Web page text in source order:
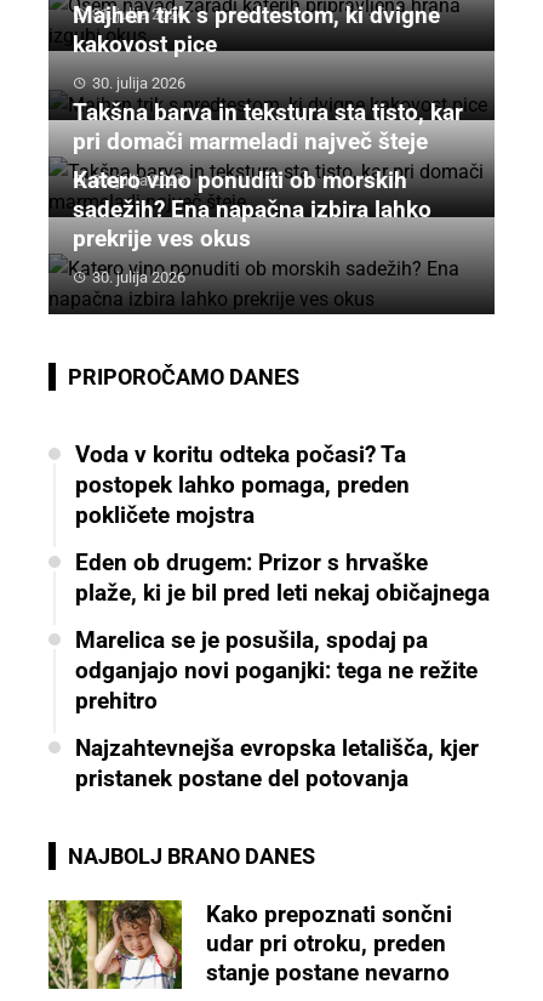
31. julija 2026
Majhen trik s predtestom, ki dvigne
kakovost pice
30. julija 2026
Takšna barva in tekstura sta tisto, kar
pri domači marmeladi največ šteje
30. julija 2026
Katero vino ponuditi ob morskih
sadežih? Ena napačna izbira lahko
prekrije ves okus
30. julija 2026
PRIPOROČAMO DANES
Voda v koritu odteka počasi? Ta
postopek lahko pomaga, preden
pokličete mojstra
Eden ob drugem: Prizor s hrvaške
plaže, ki je bil pred leti nekaj običajnega
Marelica se je posušila, spodaj pa
odganjajo novi poganjki: tega ne režite
prehitro
Najzahtevnejša evropska letališča, kjer
pristanek postane del potovanja
NAJBOLJ BRANO DANES
Kako prepoznati sončni
udar pri otroku, preden
stanje postane nevarno